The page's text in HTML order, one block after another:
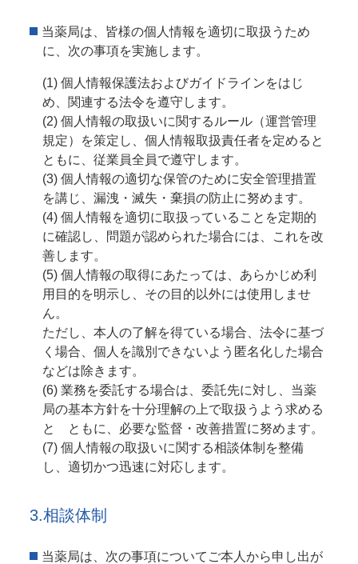
当薬局は、皆様の個人情報を適切に取扱うため
に、次の事項を実施します。
個人情報保護法およびガイドラインをはじ
め、関連する法令を遵守します。
個人情報の取扱いに関するルール（運営管理
規定）を策定し、個人情報取扱責任者を定めると
ともに、従業員全員で遵守します。
個人情報の適切な保管のために安全管理措置
を講じ、漏洩・滅失・棄損の防止に努めます。
個人情報を適切に取扱っていることを定期的
に確認し、問題が認められた場合には、これを改
善します。
個人情報の取得にあたっては、あらかじめ利
用目的を明示し、その目的以外には使用しませ
ん。
ただし、本人の了解を得ている場合、法令に基づ
く場合、個人を識別できないよう匿名化した場合
などは除きます。
業務を委託する場合は、委託先に対し、当薬
局の基本方針を十分理解の上で取扱うよう求める
と ともに、必要な監督・改善措置に努めます。
個人情報の取扱いに関する相談体制を整備
し、適切かつ迅速に対応します。
3.相談体制
当薬局は、次の事項についてご本人から申し出が